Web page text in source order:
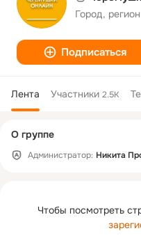
Город, регион
Подписаться
Лента Участники 2.5K
Чтобы посмотреть
колонка
О группе
Администратор: Никита